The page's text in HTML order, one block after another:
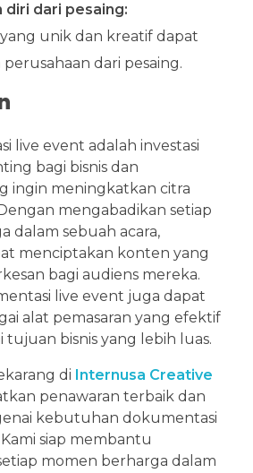
diri dari pesaing:
unik dan kreatif dapat
dari pesaing.
live event adalah investasi
bagi bisnis dan
ingin meningkatkan citra
mengabadikan setiap
dalam sebuah acara,
menciptakan konten yang
bagi audiens mereka.
live event juga dapat
alat pemasaran yang efektif
bisnis yang lebih luas.
di Internusa Creative
penawaran terbaik dan
kebutuhan dokumentasi
siap membantu
momen berharga dalam